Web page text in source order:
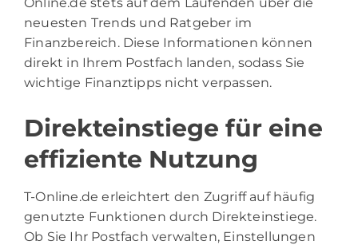
neuesten Trends und Ratgeber im
Finanzbereich. Diese Informationen können
direkt in Ihrem Postfach landen, sodass Sie
wichtige Finanztipps nicht verpassen.
Direkteinstiege für eine
effiziente Nutzung
T-Online.de erleichtert den Zugriff auf häufig
genutzte Funktionen durch Direkteinstiege.
Ob Sie Ihr Postfach verwalten, Einstellungen